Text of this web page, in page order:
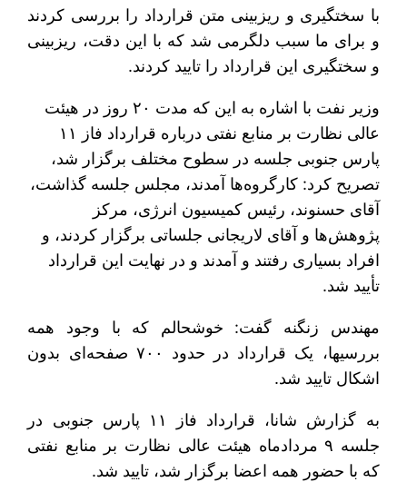
با سختگیری و ریزبینی متن قرارداد را بررسی کردند
و برای ما سبب دلگرمی شد که با این دقت، ریزبینی
و سختگیری این قرارداد را تایید کردند.
وزیر نفت با اشاره به این که مدت ۲۰ روز در هیئت
عالی نظارت بر منابع نفتی درباره قرارداد فاز ۱۱
پارس جنوبی جلسه در سطوح مختلف برگزار شد،
تصریح کرد: کارگروه‌ها آمدند، مجلس جلسه گذاشت،
آقای حسنوند، رئیس کمیسیون انرژی، مرکز
پژوهش‌ها و آقای لاریجانی جلساتی برگزار کردند، و
افراد بسیاری رفتند و آمدند و در نهایت این قرارداد
تأیید شد.
مهندس زنگنه گفت: خوشحالم که با وجود همه
بررسی‎ها، یک قرارداد در حدود ۷۰۰ صفحه‌ای بدون
اشکال تایید شد.
به گزارش شانا، قرارداد فاز ۱۱ پارس جنوبی در
جلسه ۹ مردادماه هیئت عالی نظارت بر منابع نفتی
که با حضور همه اعضا برگزار شد، تایید شد.